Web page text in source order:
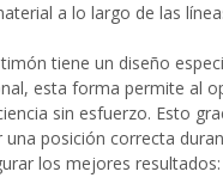
a lo largo de las
tiene un diseño
esta forma permite al
sin esfuerzo. Esto
posición correcta
los mejores resultados: